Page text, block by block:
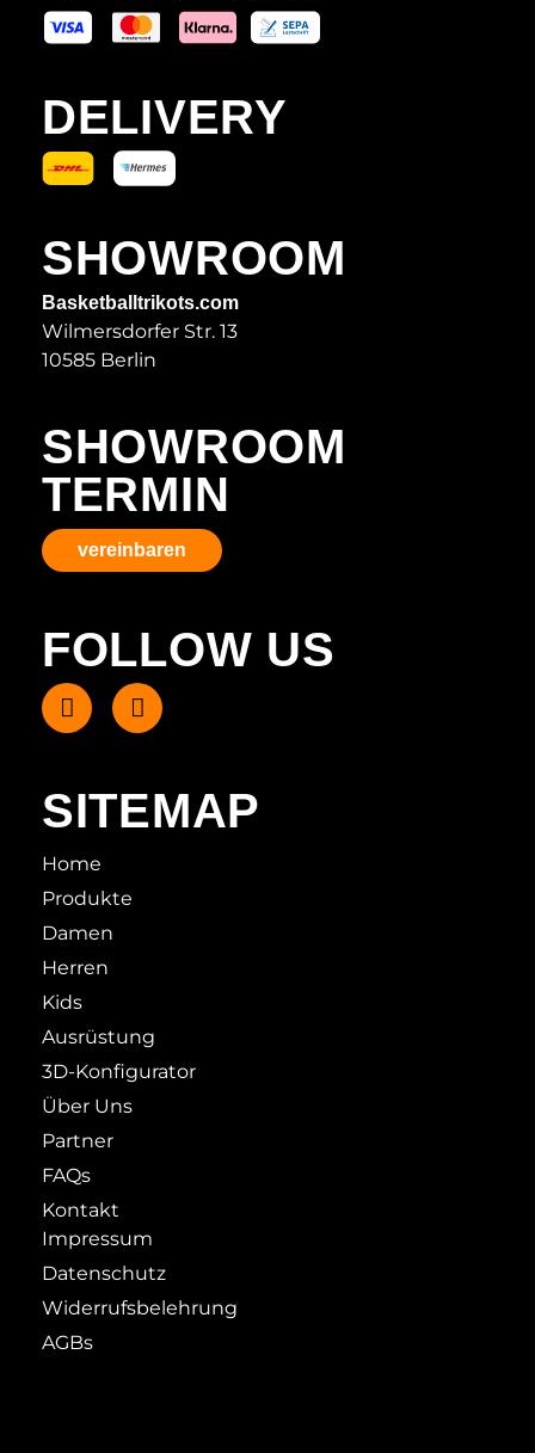
DELIVERY
SHOWROOM
Basketballtrikots.com
Wilmersdorfer Str. 13
10585 Berlin
SHOWROOM
TERMIN
vereinbaren
FOLLOW US
SITEMAP
Home
Produkte
Damen
Herren
Kids
Ausrüstung
3D-Konfigurator
Über Uns
Partner
FAQs
Kontakt
Impressum
Datenschutz
Widerrufsbelehrung
AGBs